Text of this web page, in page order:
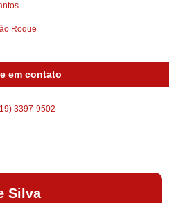
Roque
em contato
3397-9502